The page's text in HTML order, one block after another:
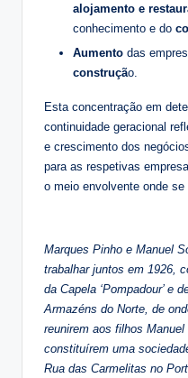
alojamento e
conhecimento e do
Aumento das
construção.
Esta concentração em
continuidade geracional
e crescimento dos
para as respetivas
o meio envolvente onde
Marques Pinho e Manuel
trabalhar juntos em 1926,
da Capela ‘Pompadour’ e
Armazéns do Norte, de
reunirem aos filhos
constituírem uma
Rua das Carmelitas no